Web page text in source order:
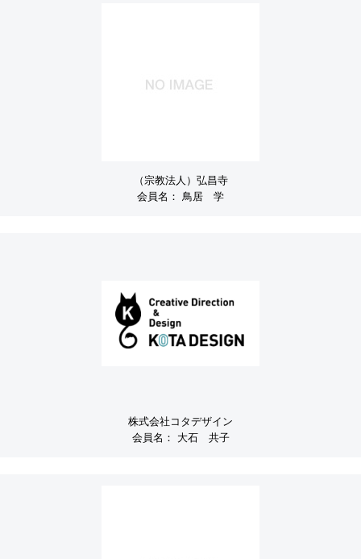
（宗教法人）弘昌寺
会員名：
鳥居 学
株式会社コタデザイン
会員名：
大石 共子